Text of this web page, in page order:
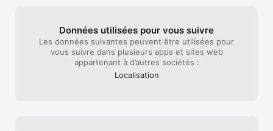
Données utilisées pour vous suivre
Les données suivantes peuvent être utilisées pour
vous suivre dans plusieurs apps et sites web
appartenant à d’autres sociétés :
Localisation